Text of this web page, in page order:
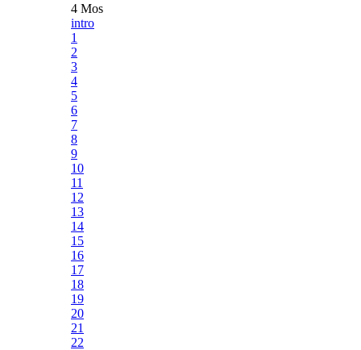
4 Mos
intro
1
2
3
4
5
6
7
8
9
10
11
12
13
14
15
16
17
18
19
20
21
22